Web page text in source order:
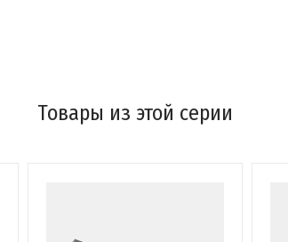
Товары из этой серии